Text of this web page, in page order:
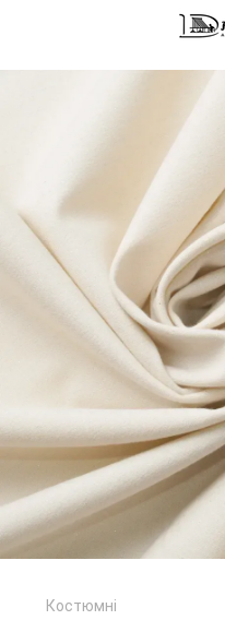
Костюмні